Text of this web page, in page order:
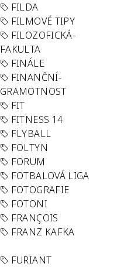
FILDA
FILMOVÉ TIPY
FILOZOFICKÁ-
FAKULTA
FINÁLE
FINANČNÍ-
GRAMOTNOST
FIT
FITNESS 14
FLYBALL
FOLTYN
FORUM
FOTBALOVÁ LIGA
FOTOGRAFIE
FOTONI
FRANÇOIS
FRANZ KAFKA
FURIANT